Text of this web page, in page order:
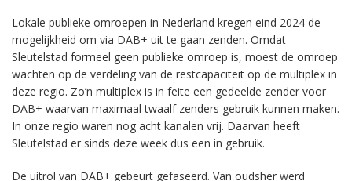
Lokale publieke omroepen in Nederland kregen eind 2024 de
mogelijkheid om via DAB+ uit te gaan zenden. Omdat
Sleutelstad formeel geen publieke omroep is, moest de omroep
wachten op de verdeling van de restcapaciteit op de multiplex in
deze regio. Zo’n multiplex is in feite een gedeelde zender voor
DAB+ waarvan maximaal twaalf zenders gebruik kunnen maken.
In onze regio waren nog acht kanalen vrij. Daarvan heeft
Sleutelstad er sinds deze week dus een in gebruik.
De uitrol van DAB+ gebeurt gefaseerd. Van oudsher werd